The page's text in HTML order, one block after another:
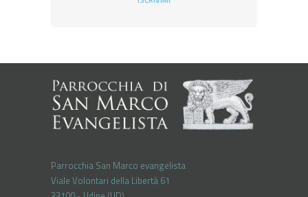
Parrocchia San Marco evangelista
Viale Volontari della Libertá 61